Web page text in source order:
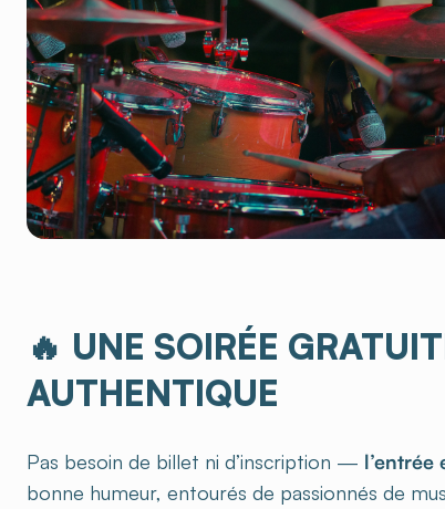
🔥 UNE SOIRÉE
AUTHENTIQUE
Pas besoin de billet ni d’inscription — l’entrée
bonne humeur, entourés de passionnés de